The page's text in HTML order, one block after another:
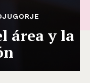
área y la